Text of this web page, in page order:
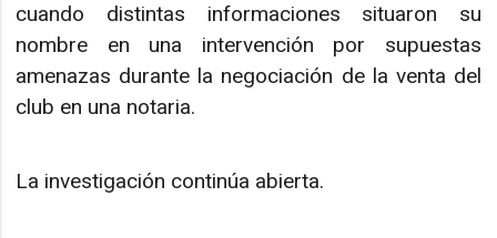
cuando distintas informaciones situaron su
nombre en una intervención por supuestas
amenazas durante la negociación de la venta del
club en una notaria.
La investigación continúa abierta.